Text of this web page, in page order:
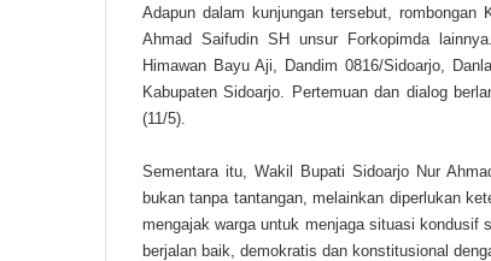
Adapun dalam kunjungan tersebut,
Ahmad Saifudin SH unsur Forkopimda
Himawan Bayu Aji, Dandim 0816/Sidoarjo,
Kabupaten Sidoarjo. Pertemuan dan dialog
(11/5).
Sementara itu, Wakil Bupati Sidoarjo Nur
bukan tanpa tantangan, melainkan diperlukan
mengajak warga untuk menjaga situasi kondusif
berjalan baik, demokratis dan konstitusional